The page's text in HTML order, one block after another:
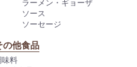
ラーメン・ギョーザ
ソース
ソーセージ
の他食品
味料